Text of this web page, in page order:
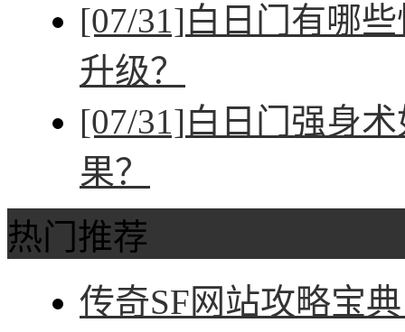
[07/31]白日门有哪
升级？
[07/31]白日门强身
果？
热门推荐
传奇SF网站攻略宝